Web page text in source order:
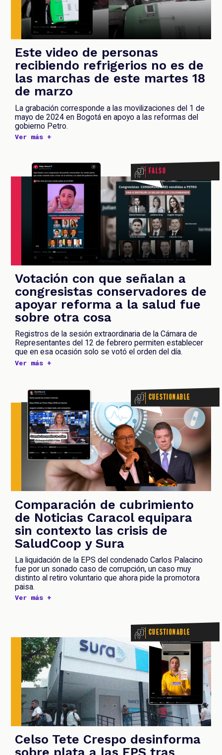
Este video de personas
recibiendo refrigerios no es de
las marchas de este martes 18
de marzo
La grabación corresponde a las movilizaciones del 1 de
mayo de 2024 en Bogotá en apoyo a las reformas del
gobierno Petro.
Ver más +
Falso
Votación con que señalan a
congresistas conservadores de
apoyar reforma a la salud fue
sobre otra cosa
Registros de la sesión extraordinaria de la Cámara de
Representantes del 12 de febrero permiten establecer
que en esa ocasión solo se votó el orden del día.
Ver más +
Cuestionable
Comparación de cubrimiento
de Noticias Caracol equipara
sin contexto las crisis de
SaludCoop y Sura
La liquidación de la EPS del condenado Carlos Palacino
fue por un sonado caso de corrupción, un caso muy
distinto al retiro voluntario que ahora pide la promotora
paisa.
Ver más +
Cuestionable
Celso Tete Crespo desinforma